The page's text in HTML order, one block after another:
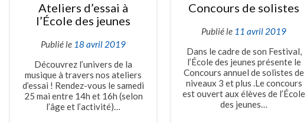
Ateliers d’essai à
l’École des jeunes
Publié le 18 avril 2019
Découvrez l’univers de la
musique à travers nos ateliers
d’essai ! Rendez-vous le samedi
25 mai entre 14h et 16h (selon
l’âge et l’activité)…
Concours de solistes
Publié le 11 avril 2019
Dans le cadre de son Festival,
l’École des jeunes présente le
Concours annuel de solistes de
niveaux 3 et plus .Le concours
est ouvert aux élèves de l’École
des jeunes…